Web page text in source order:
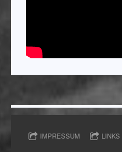
IMPRESSUM LINKS